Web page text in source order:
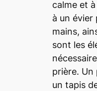
calme et
à un évier
mains,
sont les
prière. Un
un tapis